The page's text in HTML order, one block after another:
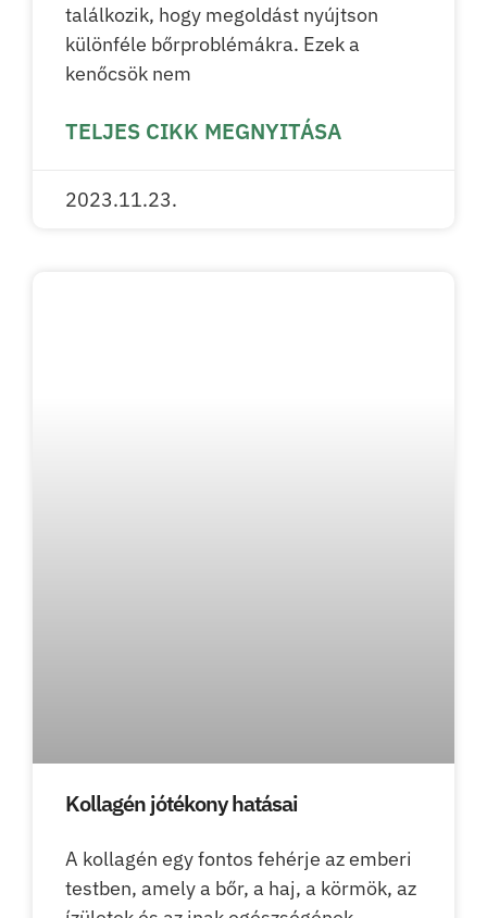
találkozik, hogy megoldást nyújtson
különféle bőrproblémákra. Ezek a
kenőcsök nem
TELJES CIKK MEGNYITÁSA
2023.11.23.
Kollagén jótékony hatásai
A kollagén egy fontos fehérje az emberi
testben, amely a bőr, a haj, a körmök, az